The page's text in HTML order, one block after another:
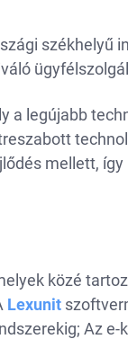
székhelyű
a legújabb
mellett,
közé
Lexunit
Az e-